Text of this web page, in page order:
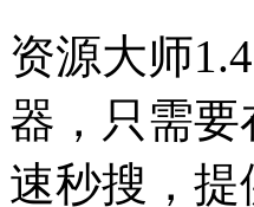
资源大师
器，只需
速秒搜，